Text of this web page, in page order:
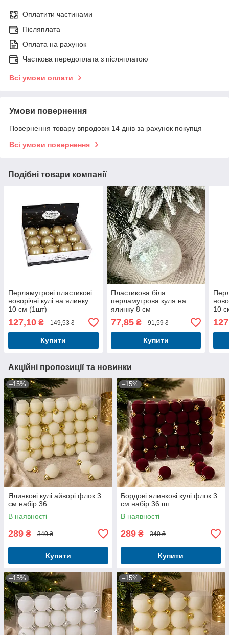
Оплатити частинами
Післяплата
Оплата на рахунок
Часткова передоплата з післяплатою
Всі умови оплати
Умови повернення
Повернення товару впродовж 14 днів за рахунок покупця
Всі умови повернення
Подібні товари компанії
Перламутрові пластикові
новорічні кулі на ялинку
10 см (1шт)
127,10 ₴ 149,53 ₴
Купити
Пластикова біла
перламутрова куля на
ялинку 8 см
77,85₴ 91,59 ₴
Купити
10
Акційні пропозиції та новинки
–15%
Ялинкові кулі айворі флок 3
см набір 36
В наявності
289 ₴ 340 ₴
Купити
–15%
Бордові ялинкові кулі флок 3
см набір 36 шт
В наявності
289 ₴ 340 ₴
Купити
–15% –15%